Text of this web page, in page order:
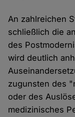
An zahlreichen
schließlich die
des
wird deutlich
zugunsten des
oder des
medizinisches